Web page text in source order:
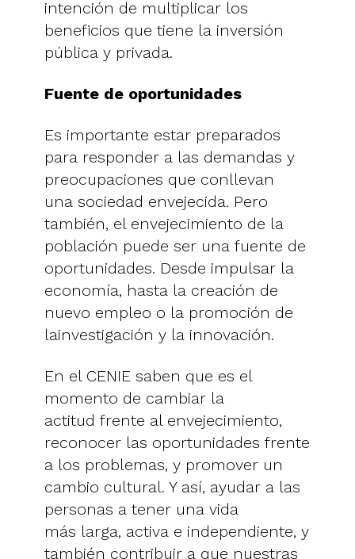
intención de multiplicar los
beneficios que tiene la inversión
pública y privada.
Fuente de oportunidades
Es importante estar preparados
para responder a las demandas y
preocupaciones que conllevan
una sociedad envejecida. Pero
también, el envejecimiento de la
población puede ser una fuente de
oportunidades. Desde impulsar la
economía, hasta la creación de
nuevo empleo o la promoción de
lainvestigación y la innovación.
En el CENIE saben que es el
momento de cambiar la
actitud frente al envejecimiento,
reconocer las oportunidades frente
a los problemas, y promover un
cambio cultural. Y así, ayudar a las
personas a tener una vida
más larga, activa e independiente, y
también contribuir a que nuestras